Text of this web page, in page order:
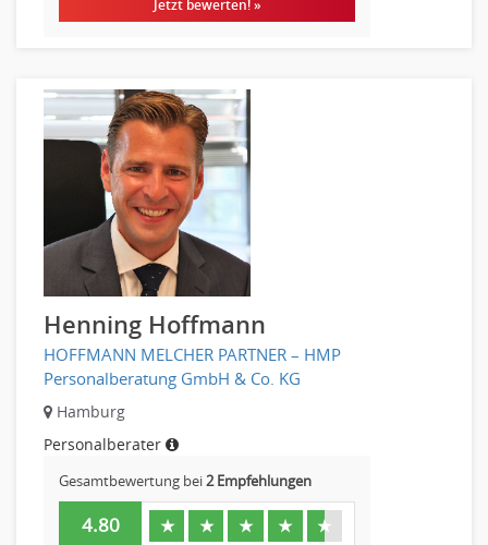
Börsenhandel
Banken, Finanzdienstleister und Versicherungen Finanzen
Firmenkundengeschäft
Investment-Banking
Kreditanalyse
Banken, Finanzdienstleister und Versicherungen Leitung,
Teamleitung
Mergers & Acquisitions
Privatkundengeschäft
Mathematik, Produkt, Statistik
Versicherung: Sachbearbeitung
Zahlungsverkehr
Ausbilder
Berufsschule
Erwachsenenbildung
Erzieher
Kindergarten, KiTa, Vorschule
Jetzt bewerten! »
Henning Hoffmann
HOFFMANN MELCHER PARTNER – HMP
Personalberatung GmbH & Co. KG
Hamburg
Personalberater
Gesamtbewertung bei2 Empfehlungen
4.80 ★ ★ ★ ★ ★